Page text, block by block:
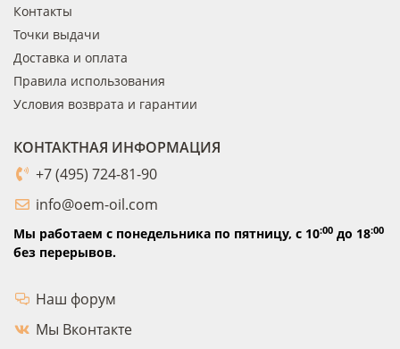
Контакты
Точки выдачи
Доставка и оплата
Правила использования
Условия возврата и гарантии
КОНТАКТНАЯ ИНФОРМАЦИЯ
+7 (495) 724-81-90
info@oem-oil.com
Мы работаем с понедельника по пятницу, с 10:00 до 18:00
без перерывов.
Наш форум
Мы Вконтакте